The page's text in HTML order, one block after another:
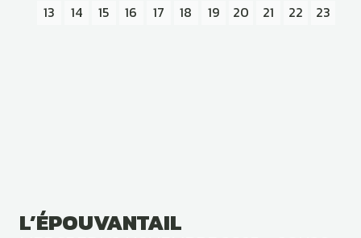
13
14 15 16 17 18 19 20 21 22 23
L’ÉPOUVANTAIL